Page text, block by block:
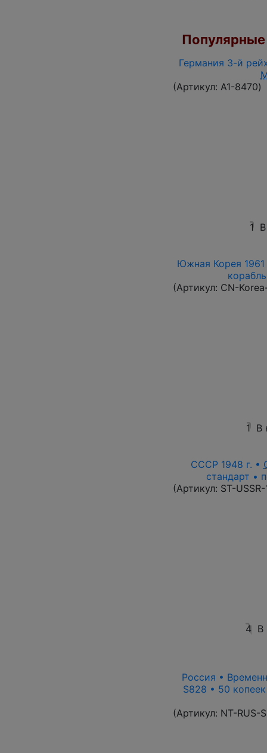
Германия 3-й
(Артикул: A1-8470)
1
Южная Корея 1961
(Артикул: CN-
1 В
СССР 1948 г. •
стандарт •
(Артикул: ST-
4 В
Россия •
S828 • 50
(Артикул: NT-RUS-